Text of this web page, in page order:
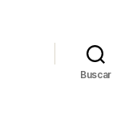
Buscar